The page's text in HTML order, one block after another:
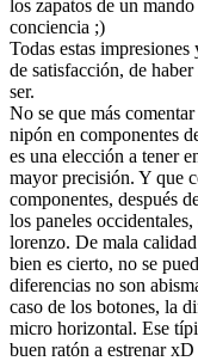
los zapatos de un
conciencia ;)
Todas estas
de satisfacción, de
ser.
No se que más
nipón en componentes
es una elección a tener
mayor precisión. Y que
componentes, después
los paneles
lorenzo. De mala
bien es cierto, no se
diferencias no son
caso de los botones, la
micro horizontal. Ese
buen ratón a estrenar